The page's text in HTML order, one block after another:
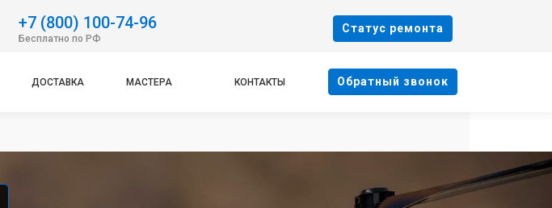
+7 (800) 100-74-96
Бесплатно по РФ
Cтатус ремонта
ДОСТАВКА МАСТЕРА КОНТАКТЫ Oбратный звонок